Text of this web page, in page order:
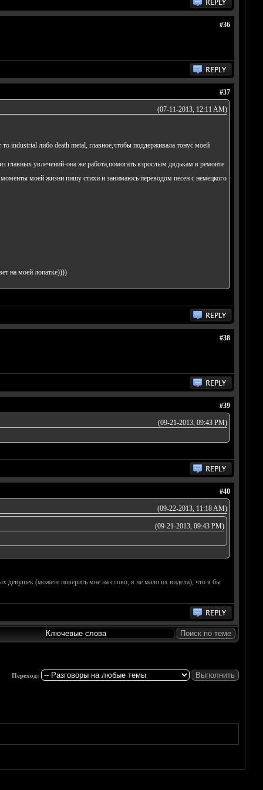
#36
#37
(07-11-2013, 12:11 AM)
industrial либо death metal, главное,чтобы поддерживала тонус моей
увлечений-она же работа,помогать взрослым дядькам в ремонте
моей жизни пишу стихи и занимаюсь переводом песен с немецкого
на моей лопатке))))
#38
#39
(09-21-2013, 09:43 PM)
#40
(09-22-2013, 11:18 AM)
(09-21-2013, 09:43 PM)
девушек (можете поверить мне на слово, я не мало их видела), что я бы
Переход: